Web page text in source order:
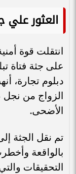
العثور علي
انتقلت قوة
دبلوم تجارة،
الزواج من نجل
الأضحى.
تم نقل الجثة
بالواقعة
التحقيقات